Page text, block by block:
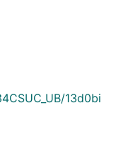
13d0bi